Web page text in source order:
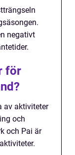
negativt
för
av aktiviteter
och
och Pai är